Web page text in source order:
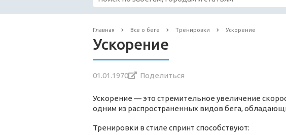
Главная Все о беге Тренировки Ускорение
Ускорение
01.01.1970 Поделиться
Ускорение — это стремительное увеличение
одним из распространенных видов бега,
Тренировки в стиле спринт способствуют: